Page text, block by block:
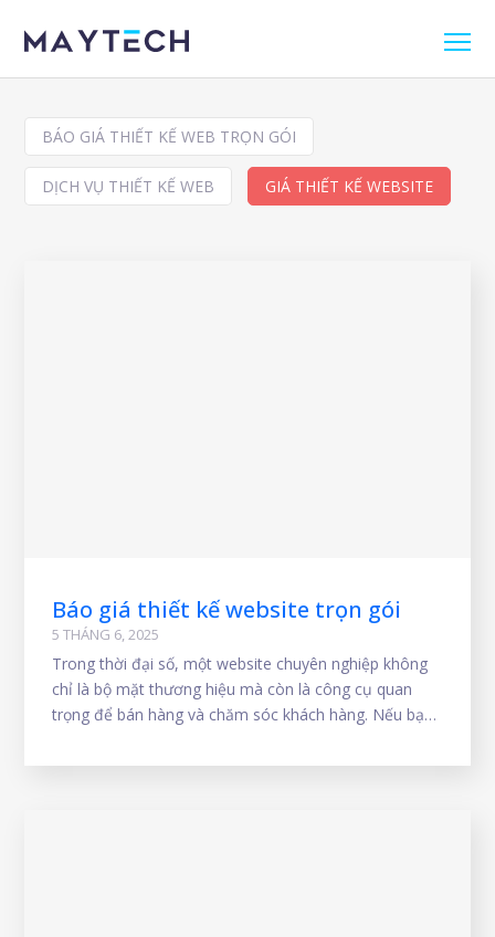
BÁO GIÁ THIẾT KẾ WEB TRỌN GÓI
DỊCH VỤ THIẾT KẾ WEB GIÁ THIẾT KẾ WEBSITE
Báo giá thiết kế website trọn gói
5 THÁNG 6, 2025
Trong thời đại số, một website chuyên nghiệp không
chỉ là bộ mặt thương hiệu mà còn là công cụ quan
trọng để bán hàng và chăm sóc khách hàng. Nếu bạn
nghiệp, hiệu quả, thì bảng báo giá thiết kế website